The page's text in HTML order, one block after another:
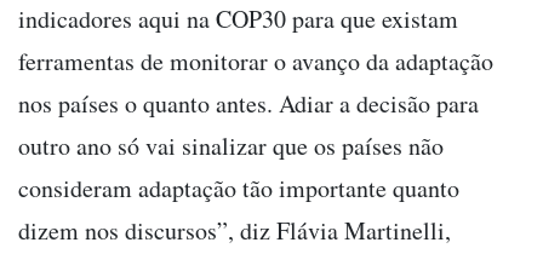
indicadores aqui na COP30 para que existam
ferramentas de monitorar o avanço da adaptação
nos países o quanto antes. Adiar a decisão para
outro ano só vai sinalizar que os países não
consideram adaptação tão importante quanto
dizem nos discursos”, diz Flávia Martinelli,